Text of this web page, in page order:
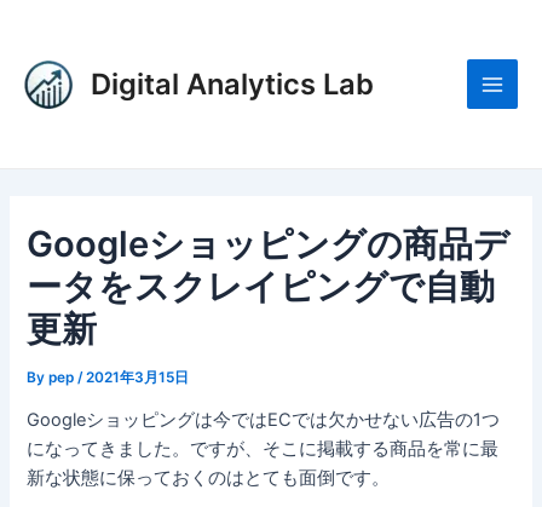
Digital Analytics Lab
Googleショッピングの商品デ
ータをスクレイピングで自動
更新
Bypep /2021年3月15日
Googleショッピングは今ではECでは欠かせない広告の1つ
になってきました。ですが、そこに掲載する商品を常に最
新な状態に保っておくのはとても面倒です。